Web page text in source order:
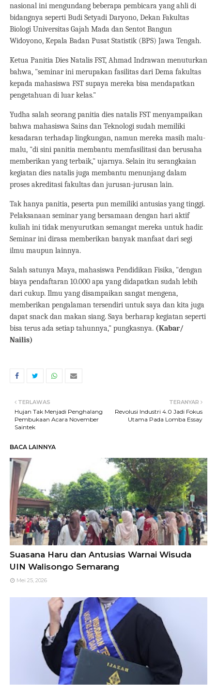
nasional ini mengundang beberapa pembicara yang ahli di
bidangnya seperti Budi Setyadi Daryono, Dekan Fakultas
Biologi Universitas Gajah Mada dan Sentot Bangun
Widoyono, Kepala Badan Pusat Statistik (BPS) Jawa Tengah.
Ketua Panitia Dies Natalis FST, Ahmad Indrawan menuturkan
bahwa, "seminar ini merupakan fasilitas dari Dema fakultas
kepada mahasiswa FST supaya mereka bisa mendapatkan
pengetahuan di luar kelas."
Yudha salah seorang panitia dies natalis FST menyampaikan
bahwa mahasiswa Sains dan Teknologi sudah memiliki
kesadaran terhadap lingkungan, namun mereka masih malu-
malu, "di sini panitia membantu memfasilitasi dan berusaha
memberikan yang terbaik," ujarnya. Selain itu serangkaian
kegiatan dies natalis juga membantu menunjang dalam
proses akreditasi fakultas dan jurusan-jurusan lain.
Tak hanya panitia, peserta pun memiliki antusias yang tinggi.
Pelaksanaan seminar yang bersamaan dengan hari aktif
kuliah ini tidak menyurutkan semangat mereka untuk hadir.
Seminar ini dirasa memberikan banyak manfaat dari segi
ilmu maupun lainnya.
Salah satunya Maya, mahasiswa Pendidikan Fisika, "dengan
biaya pendaftaran 10.000 apa yang didapatkan sudah lebih
dari cukup. Ilmu yang disampaikan sangat mengena,
memberikan pengalaman tersendiri untuk saya dan kita juga
dapat snack dan makan siang. Saya berharap kegiatan seperti
bisa terus ada setiap tahunnya," pungkasnya. (Kabar/
Nailis)
TERANYAR
Revolusi Industri 4.0 Jadi Fokus
Utama Pada Lomba Essay
TERLAWAS
Hujan Tak Menjadi Penghalang
Pembukaan Acara November
Saintek
BACA LAINNYA
Suasana Haru dan Antusias Warnai Wisuda
UIN Walisongo Semarang
Mei 25, 2026